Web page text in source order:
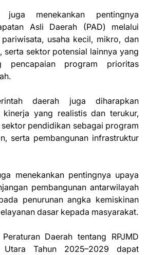
juga menekankan pentingnya
Asli Daerah (PAD) melalui
usaha kecil, mikro, dan
serta sektor potensial lainnya yang
pencapaian program prioritas
daerah juga diharapkan
kinerja yang realistis dan terukur,
pendidikan sebagai program
serta pembangunan infrastruktur
menekankan pentingnya upaya
pembangunan antarwilayah
penurunan angka kemiskinan
dasar kepada masyarakat.
Daerah tentang RPJMD
Utara Tahun 2025–2029 dapat